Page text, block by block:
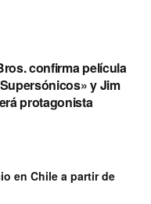
confirma película
y Jim
protagonista
en Chile a partir de